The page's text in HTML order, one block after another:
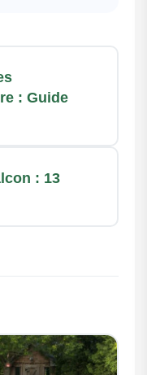
: Guide
: 13